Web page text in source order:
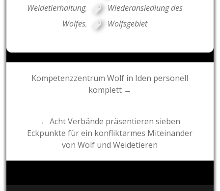
Weidetierhaltung,
Wiederansiedlung des
Wolfes, Wolfsgebiet
Post
navigation
Kompetenzzentrum Wolf in Iden personell
komplett →
← Acht Verbände präsentieren sieben
Eckpunkte für ein konfliktarmes Miteinander
von Wolf und Weidetieren